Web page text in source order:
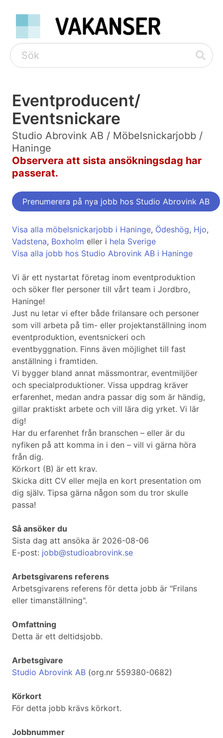
Eventproducent/
Eventsnickare
Studio Abrovink AB / Möbelsnickarjobb /
Haninge
Observera att sista ansökningsdag har
passerat.
Prenumerera på nya jobb hos Studio Abrovink AB
Visa alla möbelsnickarjobb i Haninge, Ödeshög, Hjo,
Vadstena, Boxholm eller i hela Sverige
Visa alla jobb hos Studio Abrovink AB i Haninge
Vi är ett nystartat företag inom eventproduktion
och söker fler personer till vårt team i Jordbro,
Haninge!
Just nu letar vi efter både frilansare och personer
som vill arbeta på tim- eller projektanställning inom
eventproduktion, eventsnickeri och
eventbyggnation. Finns även möjlighet till fast
anställning i framtiden.
Vi bygger bland annat mässmontrar, eventmiljöer
och specialproduktioner. Vissa uppdrag kräver
erfarenhet, medan andra passar dig som är händig,
gillar praktiskt arbete och vill lära dig yrket. Vi lär
dig!
Har du erfarenhet från branschen – eller är du
nyfiken på att komma in i den – vill vi gärna höra
från dig.
Körkort (B) är ett krav.
Skicka ditt CV eller mejla en kort presentation om
dig själv. Tipsa gärna någon som du tror skulle
passa!
Så ansöker du
Sista dag att ansöka är 2026-08-06
E-post: jobb@studioabrovink.se
Arbetsgivarens referens
Arbetsgivarens referens för detta jobb är "Frilans
eller timanställning".
Omfattning
Detta är ett deltidsjobb.
Arbetsgivare
Studio Abrovink AB (org.nr 559380-0682)
Körkort
För detta jobb krävs körkort.
Jobbnummer